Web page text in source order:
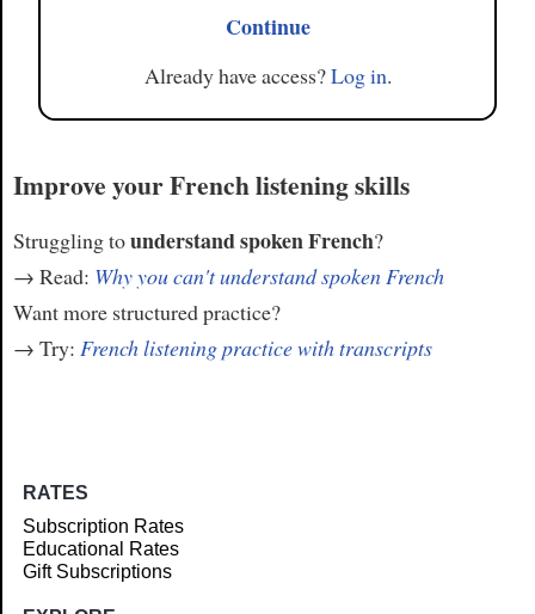
Continue
Already have access?Log in.
Improve your French listening skills
Struggling tounderstand spoken French?
→ Read: Why you can't understand spoken French
Want more structured practice?
→ Try: French listening practice with transcripts
RATES
Subscription Rates
Educational Rates
Gift Subscriptions